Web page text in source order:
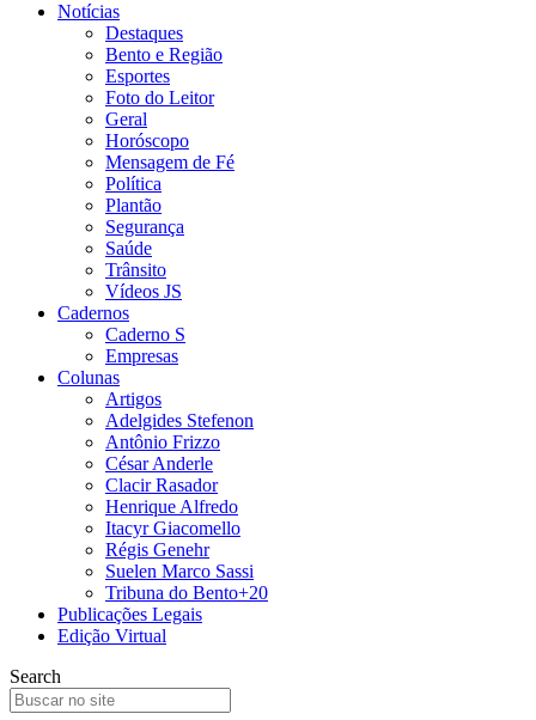
Notícias
Destaques
Bento e Região
Esportes
Foto do Leitor
Geral
Horóscopo
Mensagem de Fé
Política
Plantão
Segurança
Saúde
Trânsito
Vídeos JS
Cadernos
Caderno S
Empresas
Colunas
Artigos
Adelgides Stefenon
Antônio Frizzo
César Anderle
Clacir Rasador
Henrique Alfredo
Itacyr Giacomello
Régis Genehr
Suelen Marco Sassi
Tribuna do Bento+20
Publicações Legais
Edição Virtual
Search